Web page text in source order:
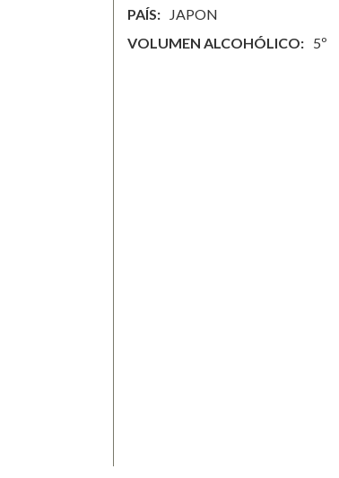
PAÍS
JAPON
VOLUMEN ALCOHÓLICO
5º